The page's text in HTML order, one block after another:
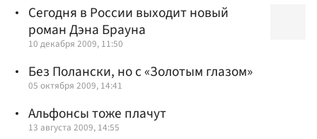
Сегодня в России выходит новый
роман Дэна Брауна
10 декабря 2009, 11:50
Без Полански, но с «Золотым глазом»
05 октября 2009, 14:41
Альфонсы тоже плачут
13 августа 2009, 14:55